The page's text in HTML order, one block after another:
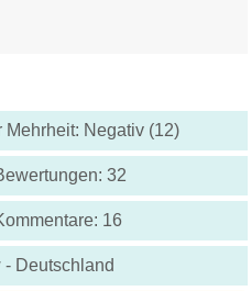
Mehrheit: Negativ (12)
32
16
- Deutschland